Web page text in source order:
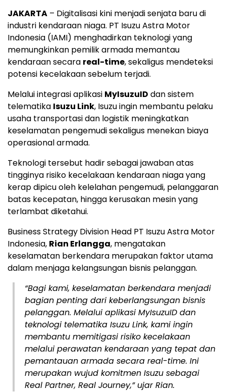
JAKARTA – Digitalisasi kini menjadi senjata baru di
industri kendaraan niaga. PT Isuzu Astra Motor
Indonesia (IAMI) menghadirkan teknologi yang
memungkinkan pemilik armada memantau
kendaraan secara real-time, sekaligus mendeteksi
potensi kecelakaan sebelum terjadi.
Melalui integrasi aplikasi MyIsuzuID dan sistem
telematika Isuzu Link, Isuzu ingin membantu pelaku
usaha transportasi dan logistik meningkatkan
keselamatan pengemudi sekaligus menekan biaya
operasional armada.
Teknologi tersebut hadir sebagai jawaban atas
tingginya risiko kecelakaan kendaraan niaga yang
kerap dipicu oleh kelelahan pengemudi, pelanggaran
batas kecepatan, hingga kerusakan mesin yang
terlambat diketahui.
Business Strategy Division Head PT Isuzu Astra Motor
Indonesia, Rian Erlangga, mengatakan
keselamatan berkendara merupakan faktor utama
dalam menjaga kelangsungan bisnis pelanggan.
“Bagi kami, keselamatan berkendara menjadi
bagian penting dari keberlangsungan bisnis
pelanggan. Melalui aplikasi MyIsuzuID dan
teknologi telematika Isuzu Link, kami ingin
membantu memitigasi risiko kecelakaan
melalui perawatan kendaraan yang tepat dan
pemantauan armada secara real-time. Ini
merupakan wujud komitmen Isuzu sebagai
Real Partner, Real Journey,” ujar Rian.